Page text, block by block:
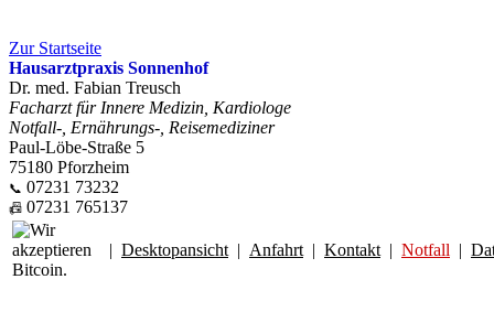
Zur Startseite
Hausarztpraxis Sonnenhof
Dr. med. Fabian Treusch
Facharzt für Innere Medizin, Kardiologe
Notfall-, Ernährungs-, Reisemediziner
Paul-Löbe-Straße 5
75180 Pforzheim
📞 07231 73232
📠 07231 765137
| Desktopansicht | Anfahrt | Kontakt | Notfall |